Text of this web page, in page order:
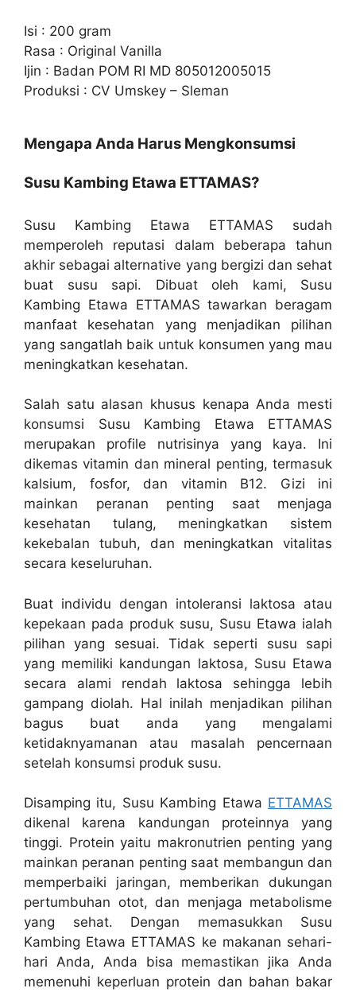
Isi : 200 gram
Rasa : Original Vanilla
Ijin : Badan POM RI MD 805012005015
Produksi : CV Umskey – Sleman
Mengapa Anda Harus Mengkonsumsi
Susu Kambing Etawa ETTAMAS?
Susu Kambing Etawa ETTAMAS sudah
memperoleh reputasi dalam beberapa tahun
akhir sebagai alternative yang bergizi dan sehat
buat susu sapi. Dibuat oleh kami, Susu
Kambing Etawa ETTAMAS tawarkan beragam
manfaat kesehatan yang menjadikan pilihan
yang sangatlah baik untuk konsumen yang mau
meningkatkan kesehatan.
Salah satu alasan khusus kenapa Anda mesti
konsumsi Susu Kambing Etawa ETTAMAS
merupakan profile nutrisinya yang kaya. Ini
dikemas vitamin dan mineral penting, termasuk
kalsium, fosfor, dan vitamin B12. Gizi ini
mainkan peranan penting saat menjaga
kesehatan tulang, meningkatkan sistem
kekebalan tubuh, dan meningkatkan vitalitas
secara keseluruhan.
Buat individu dengan intoleransi laktosa atau
kepekaan pada produk susu, Susu Etawa ialah
pilihan yang sesuai. Tidak seperti susu sapi
yang memiliki kandungan laktosa, Susu Etawa
secara alami rendah laktosa sehingga lebih
gampang diolah. Hal inilah menjadikan pilihan
bagus buat anda yang mengalami
ketidaknyamanan atau masalah pencernaan
setelah konsumsi produk susu.
Disamping itu, Susu Kambing Etawa ETTAMAS
dikenal karena kandungan proteinnya yang
tinggi. Protein yaitu makronutrien penting yang
mainkan peranan penting saat membangun dan
memperbaiki jaringan, memberikan dukungan
pertumbuhan otot, dan menjaga metabolisme
yang sehat. Dengan memasukkan Susu
Kambing Etawa ETTAMAS ke makanan sehari-
hari Anda, Anda bisa memastikan jika Anda
memenuhi keperluan protein dan bahan bakar